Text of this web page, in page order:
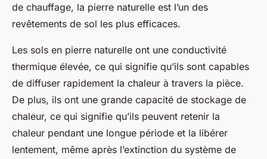
de chauffage, la pierre naturelle est l’un des
revêtements de sol les plus efficaces.
Les sols en pierre naturelle ont une conductivité
thermique élevée, ce qui signifie qu’ils sont capables
de diffuser rapidement la chaleur à travers la pièce.
De plus, ils ont une grande capacité de stockage de
chaleur, ce qui signifie qu’ils peuvent retenir la
chaleur pendant une longue période et la libérer
lentement, même après l’extinction du système de